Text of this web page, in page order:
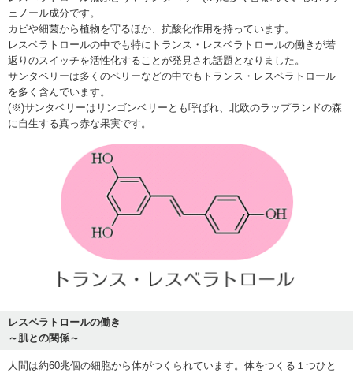
ェノール成分です。
カビや細菌から植物を守るほか、抗酸化作用を持っています。
レスベラトロールの中でも特にトランス・レスベラトロールの働きが若
返りのスイッチを活性化することが発見され話題となりました。
サンタベリーは多くのベリーなどの中でもトランス・レスベラトロール
を多く含んでいます。
(※)サンタベリーはリンゴンベリーとも呼ばれ、北欧のラップランドの森
に自生する真っ赤な果実です。
レスベラトロールの働き
～肌との関係～
人間は約60兆個の細胞から体がつくられています。体をつくる１つひと